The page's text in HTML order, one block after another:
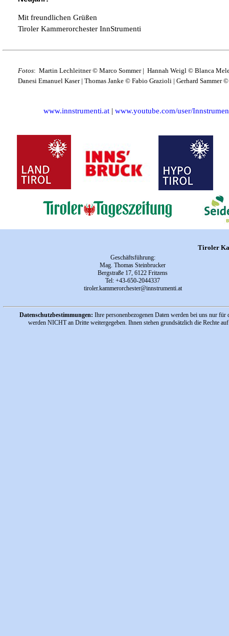
Mit freundlichen Grüßen
Tiroler Kammerorchester InnStrumenti
Fotos: Martin Lechleitner © Marco Sommer | Hannah Weigl © Blanca
Danesi Emanuel Kaser | Thomas Janke © Fabio Grazioli | Gerhard Sammer
www.innstrumenti.at | www.youtube.com/user/
Tiroler
Geschäftsführung:
Mag. Thomas Steinbrucker
Bergstraße 17, 6122 Fritzens
Tel: +43-650-2044337
tiroler.kammerorchester@innstrumenti.at
Datenschutzbestimmungen: Ihre personenbezogenen Daten werden bei uns nur
werden NICHT an Dritte weitergegeben. Ihnen stehen grundsätzlich die Rechte